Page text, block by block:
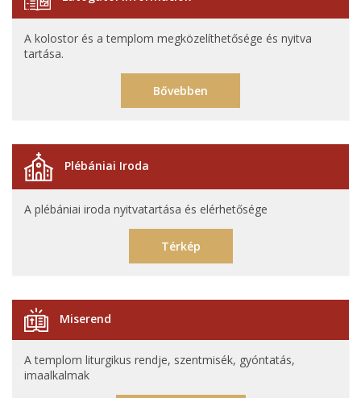
A kolostor és a templom megközelíthetősége és nyitva
tartása.
Bővebben
Plébániai Iroda
A plébániai iroda nyitvatartása és elérhetősége
Térkép
Miserend
A templom liturgikus rendje, szentmisék, gyóntatás,
imaalkalmak